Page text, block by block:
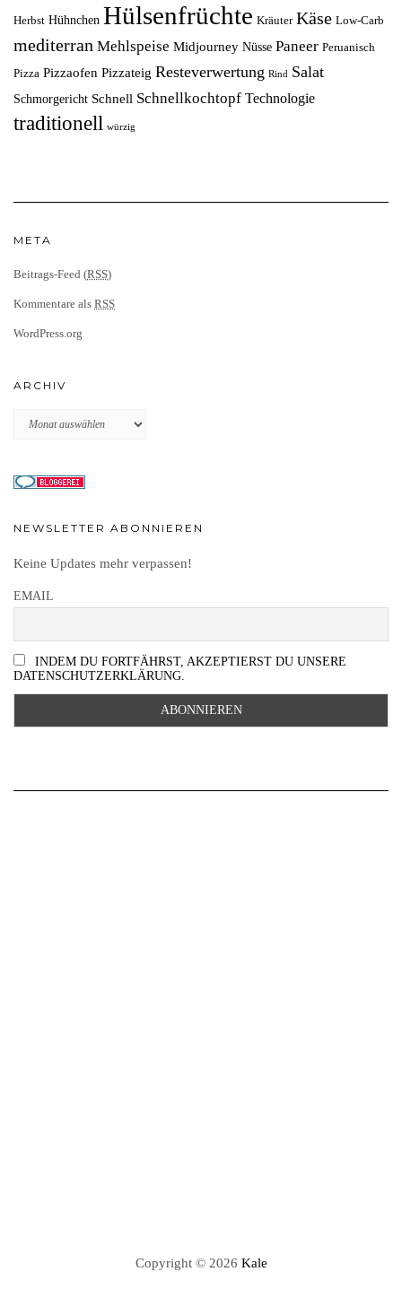
Herbst Hühnchen Hülsenfrüchte Kräuter Käse Low-Carb
mediterran Mehlspeise Midjourney Nüsse Paneer Peruanisch
Pizza Pizzaofen Pizzateig Resteverwertung Rind Salat
Schmorgericht Schnell Schnellkochtopf Technologie
traditionell würzig
META
Beitrags-Feed (RSS)
Kommentare als RSS
WordPress.org
ARCHIV
Archiv
NEWSLETTER ABONNIEREN
Keine Updates mehr verpassen!
EMAIL
INDEM DU FORTFÄHRST, AKZEPTIERST DU UNSERE
DATENSCHUTZERKLÄRUNG.
Copyright © 2026 Kale